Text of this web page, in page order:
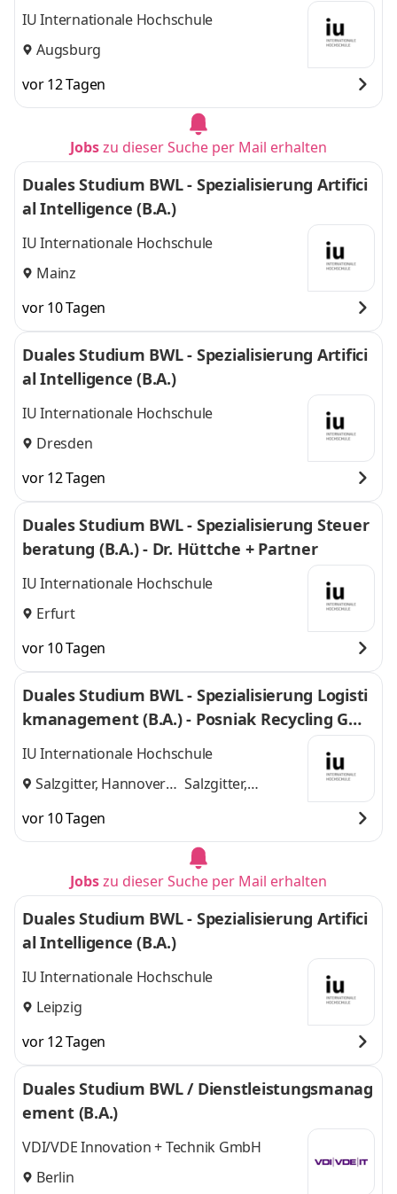
IU Internationale Hochschule
Augsburg
vor 12 Tagen
Jobszu dieser Suche per Mail erhalten
Duales Studium BWL - Spezialisierung Artifici
al Intelligence (B.A.)
IU Internationale Hochschule
Mainz
vor 10 Tagen
Duales Studium BWL - Spezialisierung Artifici
al Intelligence (B.A.)
IU Internationale Hochschule
Dresden
vor 12 Tagen
Duales Studium BWL - Spezialisierung Steuer
beratung (B.A.) - Dr. Hüttche + Partner
IU Internationale Hochschule
Erfurt
vor 10 Tagen
Duales Studium BWL - Spezialisierung Logisti
kmanagement (B.A.) - Posniak Recycling Gmb
H
IU Internationale Hochschule
Salzgitter, Hannover
Salzgitter,
vor 10 Tagen
Jobszu dieser Suche per Mail erhalten
Duales Studium BWL - Spezialisierung Artifici
al Intelligence (B.A.)
IU Internationale Hochschule
Leipzig
vor 12 Tagen
Duales Studium BWL / Dienstleistungsmanag
ement (B.A.)
VDI/VDE Innovation + Technik GmbH
Berlin